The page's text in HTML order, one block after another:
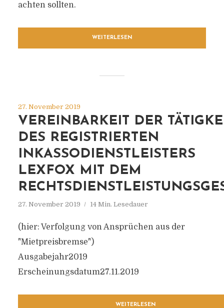
achten sollten.
WEITERLESEN
27. November 2019
VEREINBARKEIT DER
DES REGISTRIERTEN
INKASSODIENSTLEISTERS
LEXFOX MIT DEM
27. November 2019 14 Min. Lesedauer
(hier: Verfolgung von Ansprüchen aus der
"Mietpreisbremse")
Ausgabejahr2019
Erscheinungsdatum27.11.2019
WEITERLESEN